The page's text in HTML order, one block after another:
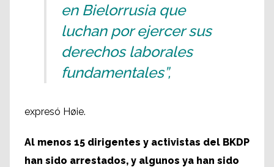
en Bielorrusia que
luchan por ejercer sus
derechos laborales
fundamentales”,
expresó Høie.
Al menos 15 dirigentes y activistas del BKDP
han sido arrestados, y algunos ya han sido